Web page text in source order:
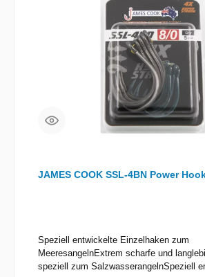
JAMES COOK SSL-4BN Power
Speziell entwickelte Einzelhaken zum
MeeresangelnExtrem scharfe und
speziell zum SalzwasserangelnSpeziell